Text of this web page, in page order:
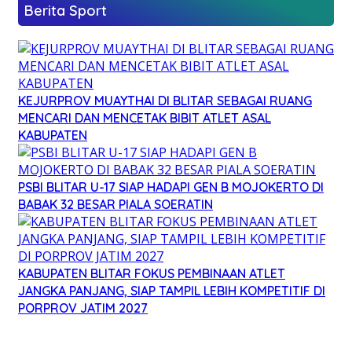
Berita Sport
KEJURPROV MUAYTHAI DI BLITAR SEBAGAI RUANG
MENCARI DAN MENCETAK BIBIT ATLET ASAL
KABUPATEN
PSBI BLITAR U-17 SIAP HADAPI GEN B MOJOKERTO DI
BABAK 32 BESAR PIALA SOERATIN
KABUPATEN BLITAR FOKUS PEMBINAAN ATLET
JANGKA PANJANG, SIAP TAMPIL LEBIH KOMPETITIF DI
PORPROV JATIM 2027